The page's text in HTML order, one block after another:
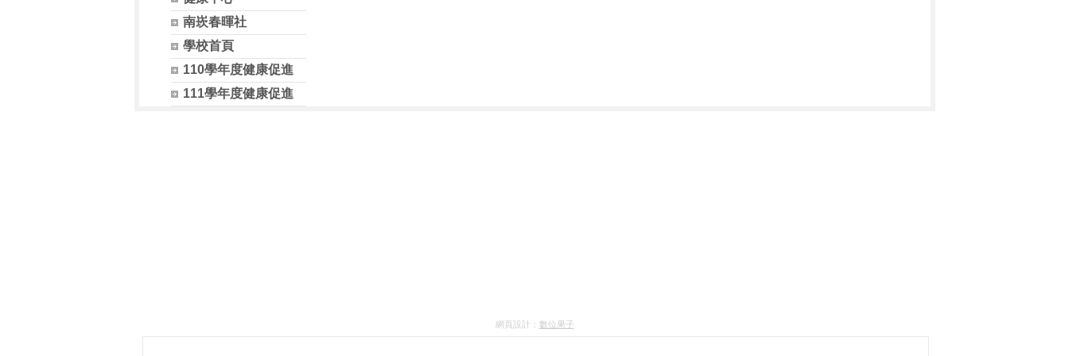
南崁春暉社
學校首頁
110學年度健康促進
111學年度健康促進
網頁設計： 數位果子